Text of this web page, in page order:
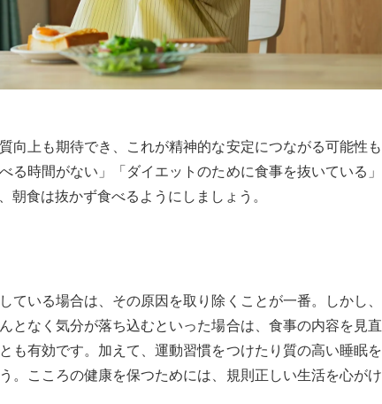
向上も期待でき、これが精神的な安定につながる可能性も
る時間がない」「ダイエットのために食事を抜いている」
朝食は抜かず食べるようにしましょう。
ている場合は、その原因を取り除くことが一番。しかし、
となく気分が落ち込むといった場合は、食事の内容を見直
も有効です。加えて、運動習慣をつけたり質の高い睡眠を
。こころの健康を保つためには、規則正しい生活を心がけ